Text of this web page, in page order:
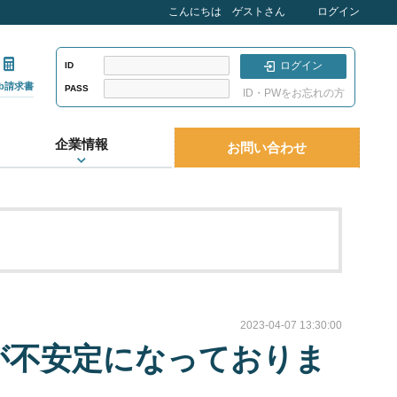
こんにちは ゲストさん ログイン
請求書
ID
PASS
ログイン
ID・PWをお忘れの方
企業情報 お問い合わせ
2023-04-07 13:30:00
安定になっておりま